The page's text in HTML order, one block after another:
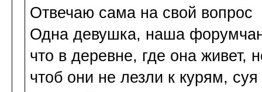
Отвечаю сама на свой вопрос
Одна девушка, наша
что в деревне, где она живет,
чтоб они не лезли к курям,